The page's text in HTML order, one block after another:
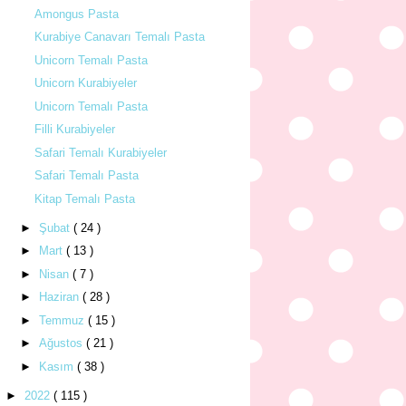
Amongus Pasta
Kurabiye Canavarı Temalı Pasta
Unicorn Temalı Pasta
Unicorn Kurabiyeler
Unicorn Temalı Pasta
Filli Kurabiyeler
Safari Temalı Kurabiyeler
Safari Temalı Pasta
Kitap Temalı Pasta
► Şubat ( 24 )
►
Mart ( 13 )
►
Nisan ( 7 )
►
Haziran ( 28 )
► Temmuz ( 15 )
► Ağustos ( 21 )
►
Kasım ( 38 )
► 2022 ( 115 )